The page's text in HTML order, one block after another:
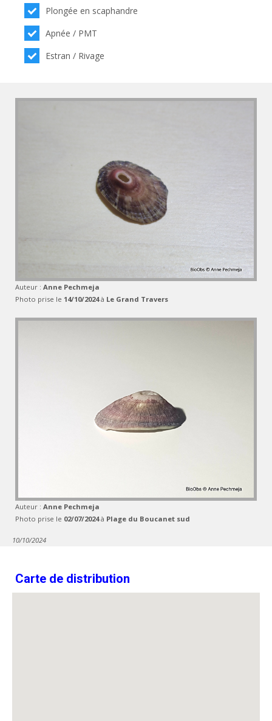
Plongée en scaphandre
Apnée / PMT
Estran / Rivage
Auteur : Anne Pechmeja
Photo prise le 14/10/2024à Le Grand Travers
Auteur : Anne Pechmeja
Photo prise le 02/07/2024à Plage du Boucanet sud
10/10/2024
Carte de distribution